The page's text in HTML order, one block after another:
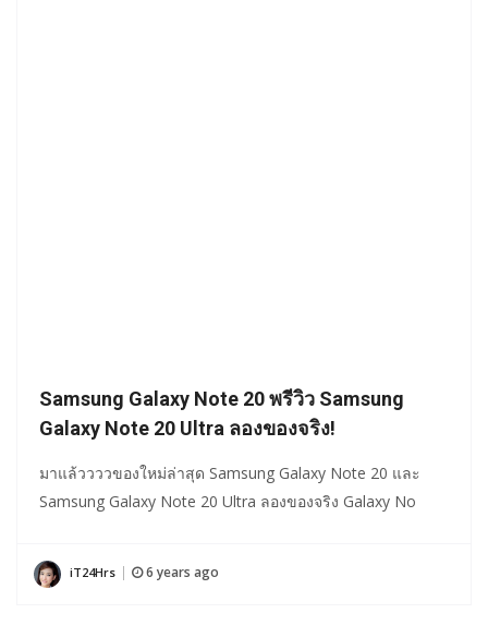
Samsung Galaxy Note 20 พรีวิว Samsung
Galaxy Note 20 Ultra ลองของจริง!
มาแล้ววววของใหม่ล่าสุด Samsung Galaxy Note 20 และ
Samsung Galaxy Note 20 Ultra ลองของจริง Galaxy No
iT24Hrs 6 years ago